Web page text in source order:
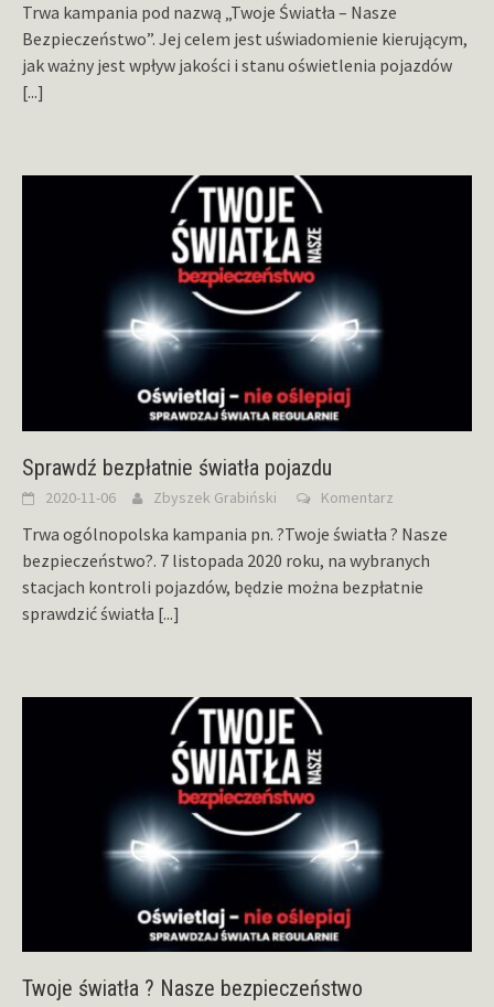
Trwa kampania pod nazwą „Twoje Światła – Nasze
Bezpieczeństwo”. Jej celem jest uświadomienie kierującym,
jak ważny jest wpływ jakości i stanu oświetlenia pojazdów
[...]
Sprawdź bezpłatnie światła pojazdu
2020-11-06 Zbyszek Grabiński Komentarz
Trwa ogólnopolska kampania pn. ?Twoje światła ? Nasze
bezpieczeństwo?. 7 listopada 2020 roku, na wybranych
stacjach kontroli pojazdów, będzie można bezpłatnie
sprawdzić światła [...]
Twoje światła ? Nasze bezpieczeństwo